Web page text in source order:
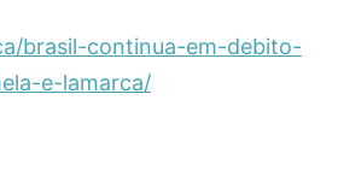
brasil-continua-em-debito-
e-lamarca/